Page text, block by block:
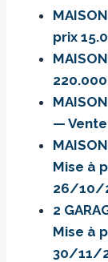
prix
—
Mise à
26/10/
2
Mise à
30/11/